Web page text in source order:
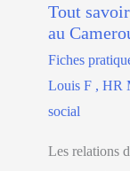
Tout
au
Fiches
Louis F , HR
social
Les relations